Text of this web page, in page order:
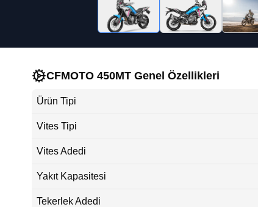
CFMOTO 450MT Genel Özellikleri
Ürün Tipi
Vites Tipi
Vites Adedi
Yakıt Kapasitesi
Tekerlek Adedi